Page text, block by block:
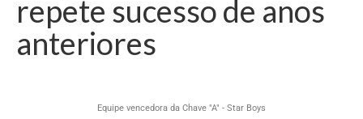
História
Imagens
Sindicalize-se
repete sucesso de anos
anteriores
Equipe vencedora da Chave "A" - Star Boys